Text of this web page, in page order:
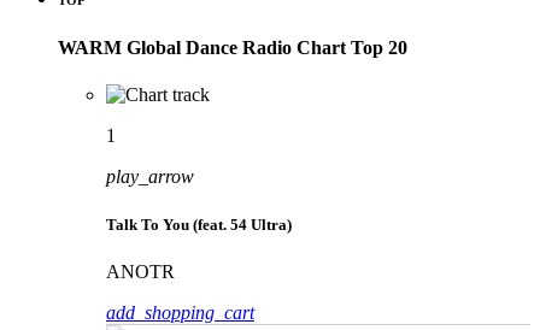
WARM Global Dance Radio Chart Top 20
1
play_arrow
Talk To You (feat. 54 Ultra)
ANOTR
add_shopping_cart